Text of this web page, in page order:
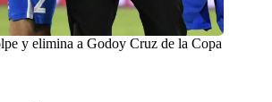
y elimina a Godoy Cruz de la Copa